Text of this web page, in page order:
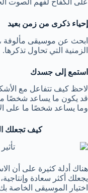
إحياء ذكرى من زمن بعيد
ابحث عن موسيقى مألوفة
الزمنية التي تحاول تذكرها.
استمع إلى جسدك
لاحظ كيف تتفاعل مع
قد يكون ما يساعد شخصًا
وما يساعد شخصًا ما على
كيف تجعلك
هناك أدلة كثيرة على أن
يجعلك أكثر سعادة
اختيار الموسيقى الخاصة